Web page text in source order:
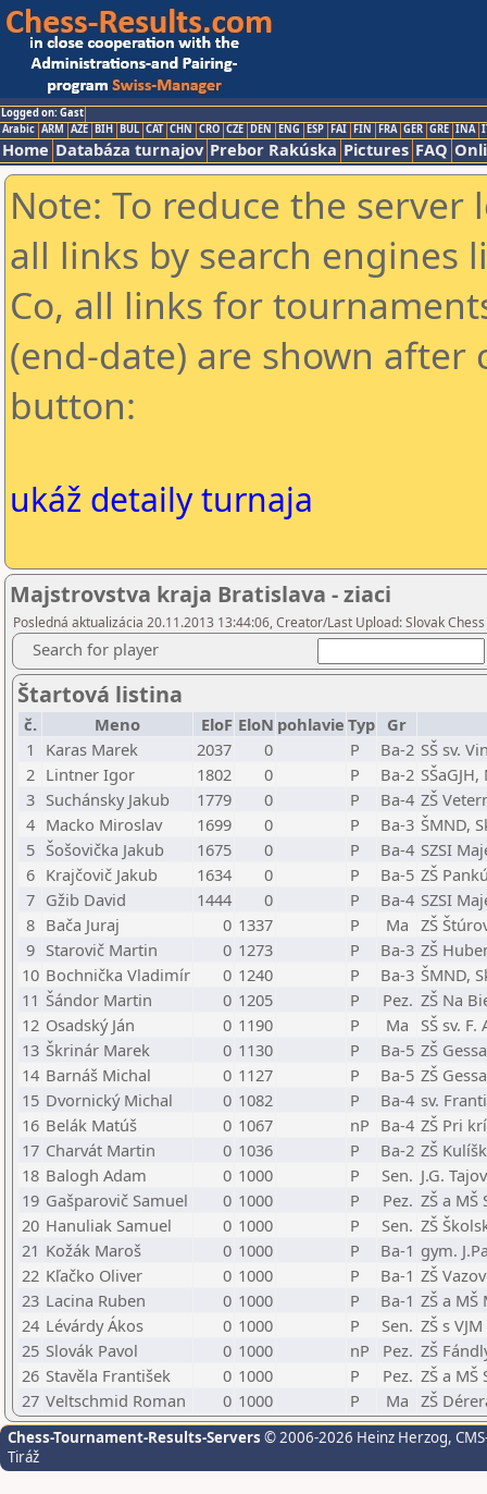
Logged on: Gast
Arabic ARM AZE BIH BUL CAT CHN CRO CZE DEN ENG ESP FAI FIN FRA GER GRE INA
Home Databáza turnajov Prebor Rakúska Pictures FAQ
Note: To reduce the
all links by search engines
Co, all links for
(end-date) are shown
button:
ukáž detaily turnaja
Majstrovstva kraja Bratislava - ziaci
Posledná aktualizácia 20.11.2013 13:44:06, Creator/Last Upload: Slovak
Search for player
Štartová listina
č. Meno EloF EloN pohlavie Typ Gr
1
Karas Marek 2037 0 P Ba-2 SŠ sv.
2 Lintner Igor 1802 0 P Ba-2
3 Suchánsky Jakub 1779 0 P Ba-4 ZŠ
4 Macko Miroslav 1699 0 P Ba-3 ŠMND,
5 Šošovička Jakub 1675 0 P Ba-4 SZSI
6 Krajčovič Jakub 1634 0 P Ba-5 ZŠ
7 Gžib David 1444 0 P Ba-4 SZSI
8 Bača Juraj 0 1337 P Ma ZŠ
9 Starovič Martin 0 1273 P Ba-3 ZŠ
10 Bochnička Vladimír 0 1240 P Ba-3 ŠMND,
11 Šándor Martin 0 1205 P Pez. ZŠ Na
12 Osadský Ján 0 1190 P Ma
SŠ sv.
13 Škrinár Marek 0 1130 P Ba-5 ZŠ
14 Barnáš Michal 0 1127 P Ba-5 ZŠ
15 Dvornický Michal 0 1082 P Ba-4 sv.
16 Belák Matúš 0 1067 nP Ba-4 ZŠ Pri
17 Charvát Martin 0 1036 P Ba-2 ZŠ
18 Balogh Adam 0 1000 P Sen. J.G.
19 Gašparovič Samuel 0 1000 P Pez. ZŠ a MŠ
20 Hanuliak Samuel 0 1000 P Sen. ZŠ
21 Kožák Maroš 0 1000 P Ba-1 gym.
22 Kľačko Oliver 0 1000 P Ba-1 ZŠ
23 Lacina Ruben 0 1000 P Ba-1 ZŠ a
24 Lévárdy Ákos 0 1000 P Sen. ZŠ s
25 Slovák Pavol 0 1000 nP Pez. ZŠ
26 Stavěla František 0 1000 P Pez. ZŠ a MŠ
27 Veltschmid Roman 0 1000 P Ma ZŠ
Chess-Tournament-Results-Servers © 2006-2026 Heinz Herzog,
Tiráž